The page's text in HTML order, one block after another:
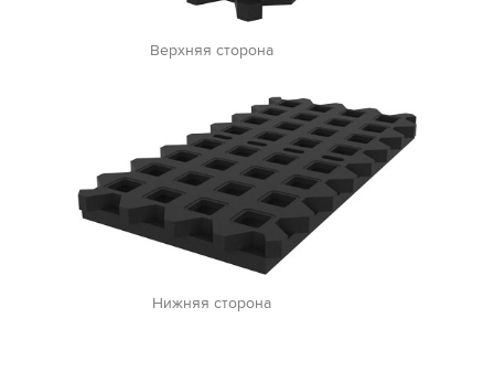
Верхняя сторона
Нижняя сторона